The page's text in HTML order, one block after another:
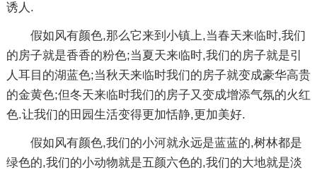
诱人.
假如风有颜色,那么它来到小镇上,当春天来临时,我们
的房子就是香香的粉色;当夏天来临时,我们的房子就是引
人耳目的湖蓝色;当秋天来临时我们的房子就变成豪华高贵
的金黄色;但冬天来临时我们的房子又变成增添气氛的火红
色.让我们的田园生活变得更加恬静,更加美好.
假如风有颜色,我们的小河就永远是蓝蓝的,树林都是
绿色的,我们的小动物就是五颜六色的,我们的大地就是淡